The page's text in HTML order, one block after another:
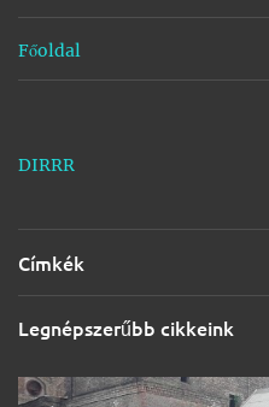
k
Főoldal
DIRRR
Címkék
Legnépszerűbb cikkeink